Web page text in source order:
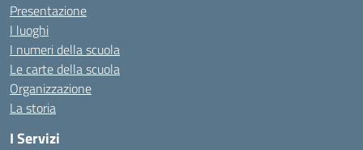
Presentazione
I luoghi
I numeri della scuola
Le carte della scuola
Organizzazione
La storia
I Servizi